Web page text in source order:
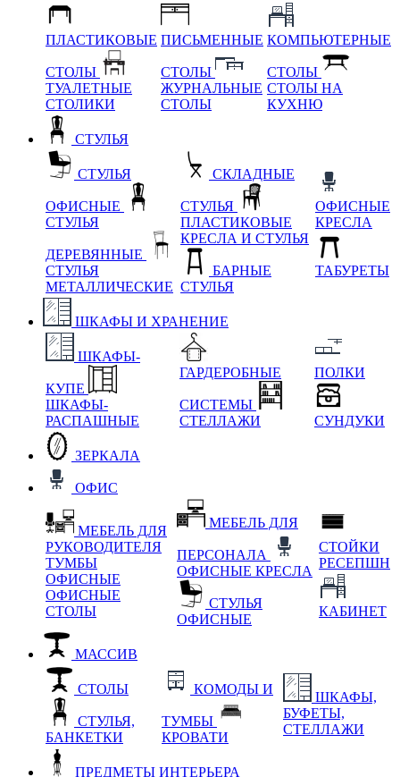
ПЛАСТИКОВЫЕ
СТОЛЫ
ТУАЛЕТНЫЕ
СТОЛИКИ
ПИСЬМЕННЫЕ
СТОЛЫ
ЖУРНАЛЬНЫЕ
СТОЛЫ
КОМПЬЮТЕРНЫЕ
СТОЛЫ
СТОЛЫ НА
КУХНЮ
СТУЛЬЯ
СТУЛЬЯ
ОФИСНЫЕ
СТУЛЬЯ
ДЕРЕВЯННЫЕ
СТУЛЬЯ
МЕТАЛЛИЧЕСКИЕ
СКЛАДНЫЕ
СТУЛЬЯ
ПЛАСТИКОВЫЕ
КРЕСЛА И СТУЛЬЯ
БАРНЫЕ
СТУЛЬЯ
ОФИСНЫЕ
КРЕСЛА
ТАБУРЕТЫ
ШКАФЫ И ХРАНЕНИЕ
ШКАФЫ-
КУПЕ
ШКАФЫ-
РАСПАШНЫЕ
ГАРДЕРОБНЫЕ
СИСТЕМЫ
СТЕЛЛАЖИ
ПОЛКИ
СУНДУКИ
ЗЕРКАЛА
ОФИС
МЕБЕЛЬ ДЛЯ
РУКОВОДИТЕЛЯ
ТУМБЫ
ОФИСНЫЕ
ОФИСНЫЕ
СТОЛЫ
МЕБЕЛЬ ДЛЯ
ПЕРСОНАЛА
ОФИСНЫЕ КРЕСЛА
СТУЛЬЯ
ОФИСНЫЕ
СТОЙКИ
РЕСЕПШН
КАБИНЕТ
МАССИВ
СТОЛЫ
СТУЛЬЯ,
БАНКЕТКИ
КОМОДЫ И
ТУМБЫ
КРОВАТИ
ШКАФЫ,
БУФЕТЫ,
СТЕЛЛАЖИ
ПРЕДМЕТЫ ИНТЕРЬЕРА